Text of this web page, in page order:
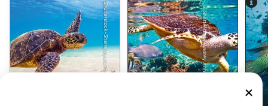
Shutterstock-Shane Myers Photography Shutterstock-Andrey Armyagov